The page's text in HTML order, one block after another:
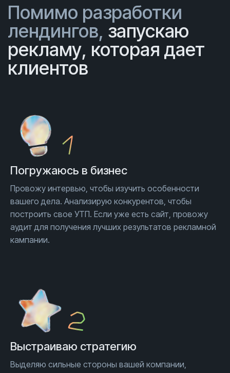
Помимо разработки
лендингов, запускаю
рекламу, которая дает
клиентов
Погружаюсь в бизнес
Провожу интервью, чтобы изучить особенности
вашего дела. Анализирую конкурентов, чтобы
построить свое УТП. Если уже есть сайт, провожу
аудит для получения лучших результатов рекламной
кампании.
Выстраиваю стратегию
Выделяю сильные стороны вашей компании,